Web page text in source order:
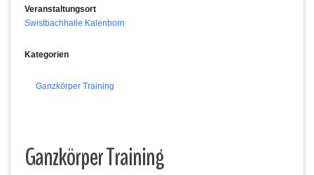
Veranstaltungsort
Swistbachhalle Kalenborn
Kategorien
Ganzkörper Training
Ganzkörper Training